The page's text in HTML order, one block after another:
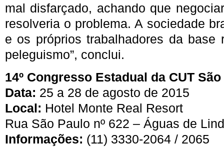
mal disfarçado, achando que
resolveria o problema. A sociedade
e os próprios trabalhadores da base
peleguismo”, conclui.
14º Congresso Estadual da CUT
Data: 25 a 28 de agosto de 2015
Local: Hotel Monte Real Resort
Rua São Paulo nº 622 – Águas de
Informações: (11) 3330-2064 / 2065